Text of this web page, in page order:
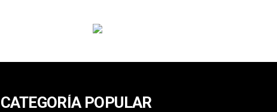
CATEGORÍA POPULAR